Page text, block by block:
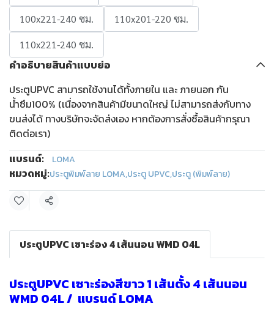
100x221-240 ซม.
110x201-220 ซม.
110x221-240 ซม.
คำอธิบายสินค้าแบบย่อ
ประตูUPVC สามารถใช้งานได้ทั้งภายใน และ ภายนอก กัน
น้ำซึม100% (เนื่องจากสินค้ามีขนาดใหญ่ ไม่สามารถส่งกับทาง
ขนส่งได้ ทางบริษัทจะจัดส่งเอง หากต้องการสั่งซื้อสินค้ากรุณา
ติดต่อเรา)
แบรนด์:
LOMA
หมวดหมู่:ประตูพิมพ์ลาย LOMA,ประตู UPVC,ประตู (พิมพ์ลาย)
แชร์
ประตูUPVC เซาะร่อง 4 เส้นนอน WMD 04L
ประตูUPVC เซาะร่องสีขาว 1 เส้นตั้ง 4 เส้นนอน
WMD 04L / แบรนด์ LOMA